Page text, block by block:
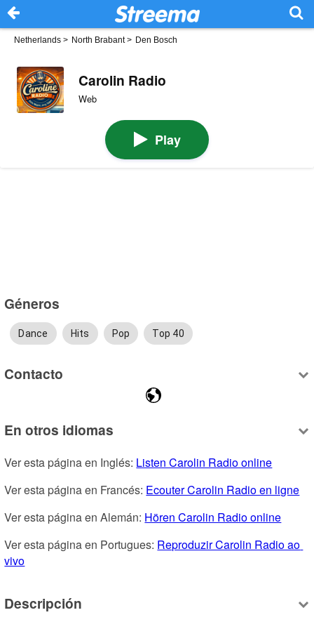
Netherlands > North Brabant> Den Bosch
Carolin Radio
Web
Play
Géneros
Dance Hits Pop Top 40
Contacto
En otros idiomas
Ver esta página en Inglés: Listen Carolin Radio online
Ver esta página en Francés: Ecouter Carolin Radio en ligne
Ver esta página en Alemán: Hören Carolin Radio online
Ver esta página en Portugues: Reproduzir Carolin Radio ao
vivo
Descripción